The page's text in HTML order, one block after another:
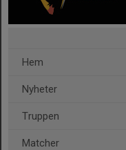
Hem
Nyheter
Truppen
Matcher